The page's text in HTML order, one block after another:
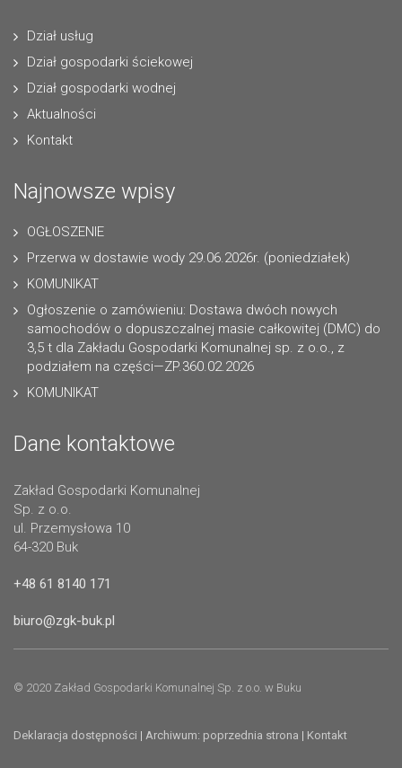
Dział usług
Dział gospodarki ściekowej
Dział gospodarki wodnej
Aktualności
Kontakt
Najnowsze wpisy
OGŁOSZENIE
Przerwa w dostawie wody 29.06.2026r. (poniedziałek)
KOMUNIKAT
Ogłoszenie o zamówieniu: Dostawa dwóch nowych
samochodów o dopuszczalnej masie całkowitej (DMC) do
3,5 t dla Zakładu Gospodarki Komunalnej sp. z o.o., z
podziałem na części—ZP.360.02.2026
KOMUNIKAT
Dane kontaktowe
Zakład Gospodarki Komunalnej
Sp. z o.o.
ul. Przemysłowa 10
64-320 Buk
+48 61 8140 171
biuro@zgk-buk.pl
© 2020 Zakład Gospodarki Komunalnej Sp. z o.o. w Buku
Deklaracja dostępności | Archiwum: poprzednia strona | Kontakt